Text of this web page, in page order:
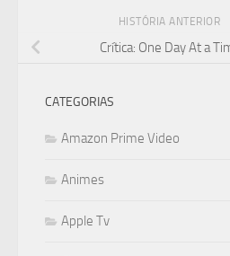
HISTÓRIA ANTERIOR
Crítica: One Day At a
CATEGORIAS
Amazon Prime Video
Animes
Apple Tv